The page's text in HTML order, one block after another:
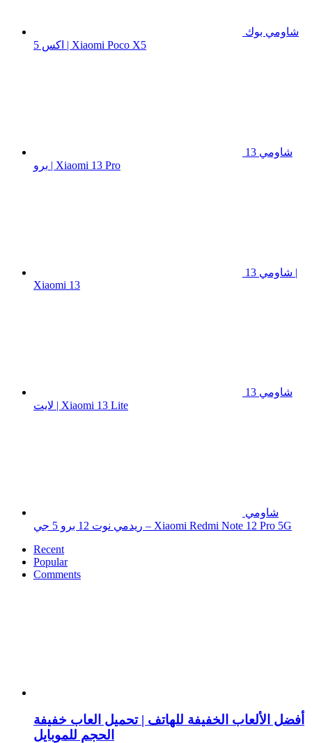
شاومي بوك
اكس 5 | Xiaomi Poco X5
شاومي 13
برو | Xiaomi 13 Pro
شاومي 13 |
Xiaomi 13
شاومي 13
لايت | Xiaomi 13 Lite
شاومي
ريدمي نوت 12 برو 5 جي – Xiaomi Redmi Note 12 Pro 5G
Recent
Popular
Comments
أفضل الألعاب الخفيفة للهاتف | تحميل العاب خفيفة
الحجم للموبايل